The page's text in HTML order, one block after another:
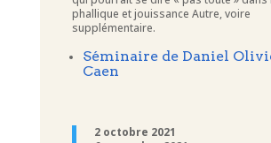
phallique et jouissance Autre, voire
supplémentaire.
Séminaire de Daniel
Caen
2 octobre 2021